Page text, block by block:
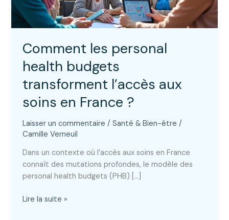
Comment les personal
health budgets
transforment l’accès aux
soins en France ?
Laisser un commentaire /Santé & Bien-être /
Camille Verneuil
Dans un contexte où l’accès aux soins en France
connaît des mutations profondes, le modèle des
personal health budgets (PHB) […]
Comment
Lire la suite »